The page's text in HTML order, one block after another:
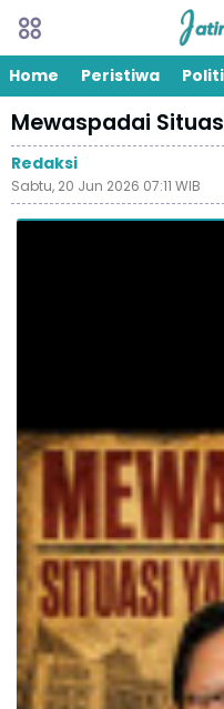
Home Peristiwa
Mewaspadai
Redaksi
Sabtu, 20 Jun 2026 07:11 WIB